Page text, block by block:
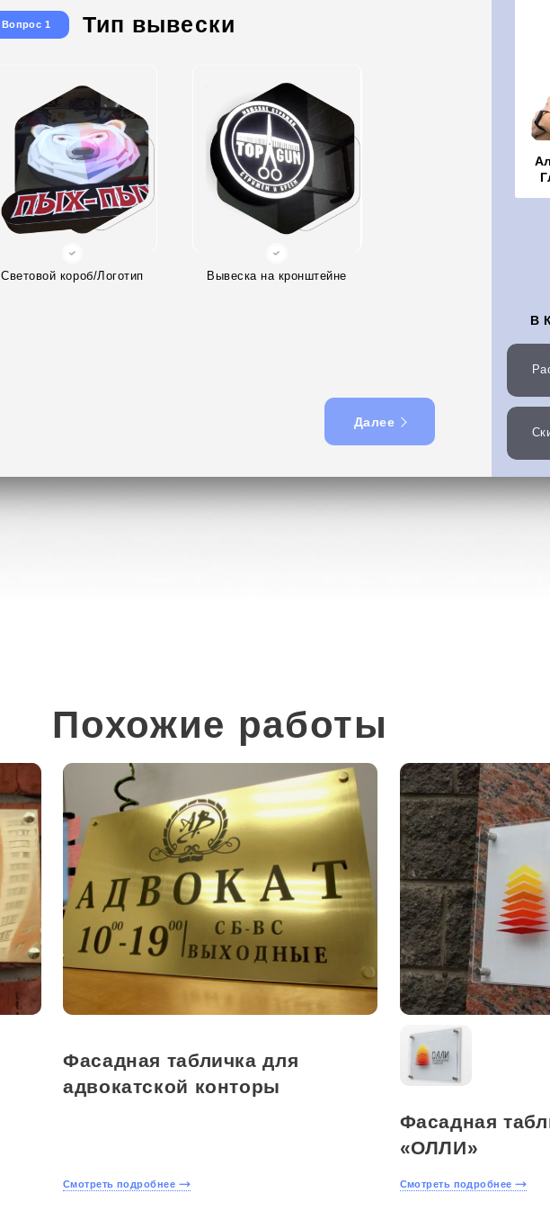
Вопрос 1 Тип вывески
Световой короб/Логотип Вывеска на кронштейне
Далее
В
Похожие работы
Фасадная табличка для
адвокатской конторы
Смотреть подробнее
Фасадная
«ОЛЛИ»
Смотреть подробнее